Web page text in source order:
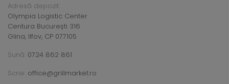
Adresă depozit:
Olympia Logistic Center
Centura București 316
Glina, Ilfov, CP 077105
Sună: 0724 862 861
Scrie: office@grillmarket.ro